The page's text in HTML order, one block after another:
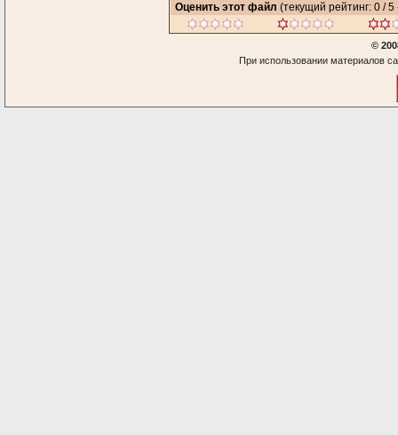
Оценить этот файл (текущий рейтинг: 0 / 5
©
При использовании материалов